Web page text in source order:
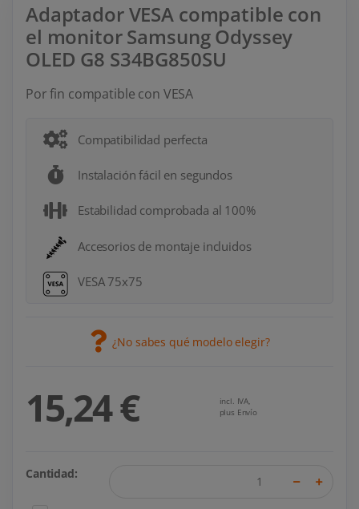
Adaptador VESA compatible con
el monitor Samsung Odyssey
OLED G8 S34BG850SU
Por fin compatible con VESA
Compatibilidad perfecta
Instalación fácil en segundos
Estabilidad comprobada al 100%
Accesorios de montaje incluidos
VESA 75x75
¿No sabes qué modelo elegir?
15,24 €
incl. IVA,
plus Envío
Cantidad: